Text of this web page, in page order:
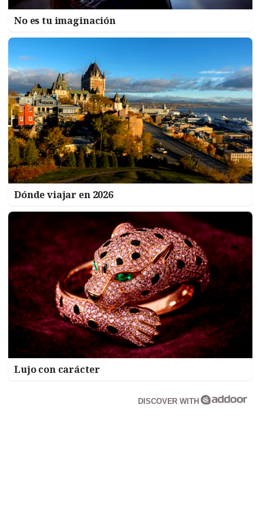
No es tu imaginación
Dónde viajar en 2026
Lujo con carácter
DISCOVER WITH